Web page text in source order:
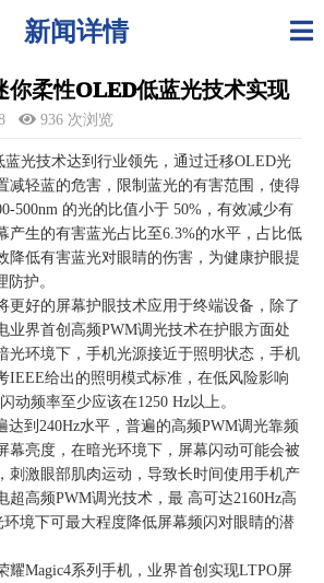
新闻详情
你柔性OLED低蓝光技术实现
936 次浏览
光技术达到行业领先，通过迁移OLED光
减轻蓝的危害，限制蓝光的有害范围，使得
500nm 的光的比值小于 50%，有效减少有
产生的有害蓝光占比至6.3%的水平，占比低
降低有害蓝光对眼睛的伤害，为健康护眼提
护。
更好的屏幕护眼技术应用于终端设备，除了
业界首创高频PWM调光技术在护眼方面处
光环境下，手机光源接近于照明状态，手机
IEEE给出的照明模式标准，在低风险影响
动频率至少应该在1250 Hz以上。
达到240Hz水平，普遍的高频PWM调光靠频
幕亮度，在暗光环境下，屏幕闪动可能会被
刺激眼部肌肉运动，导致长时间使用手机产
超高频PWM调光技术，最 高可达2160Hz高
境下可最大程度降低屏幕频闪对眼睛的潜
耀Magic4系列手机，业界首创实现LTPO屏